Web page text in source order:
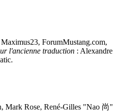
ForumMustang.com,
l'ancienne traduction : Alexandre
Mark Rose, René-Gilles "Nao 尚"